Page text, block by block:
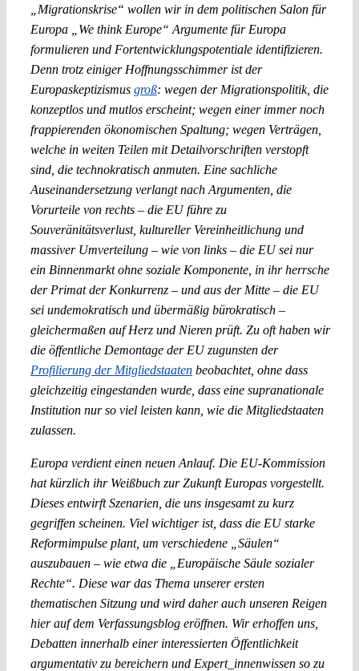
„Migrationskrise“ wollen wir in dem politischen Salon für
Europa „We think Europe“ Argumente für Europa
formulieren und Fortentwicklungspotentiale identifizieren.
Denn trotz einiger Hoffnungsschimmer ist der
Europaskeptizismus groß: wegen der Migrationspolitik, die
konzeptlos und mutlos erscheint; wegen einer immer noch
frappierenden ökonomischen Spaltung; wegen Verträgen,
welche in weiten Teilen mit Detailvorschriften verstopft
sind, die technokratisch anmuten. Eine sachliche
Auseinandersetzung verlangt nach Argumenten, die
Vorurteile von rechts – die EU führe zu
Souveränitätsverlust, kultureller Vereinheitlichung und
massiver Umverteilung – wie von links – die EU sei nur
ein Binnenmarkt ohne soziale Komponente, in ihr herrsche
der Primat der Konkurrenz – und aus der Mitte – die EU
sei undemokratisch und übermäßig bürokratisch –
gleichermaßen auf Herz und Nieren prüft. Zu oft haben wir
die öffentliche Demontage der EU zugunsten der
Profilierung der Mitgliedstaatenbeobachtet, ohne dass
gleichzeitig eingestanden wurde, dass eine supranationale
Institution nur so viel leisten kann, wie die Mitgliedstaaten
zulassen.
Europa verdient einen neuen Anlauf. Die EU-Kommission
hat kürzlich ihr Weißbuch zur Zukunft Europas vorgestellt.
Dieses entwirft Szenarien, die uns insgesamt zu kurz
gegriffen scheinen. Viel wichtiger ist, dass die EU starke
Reformimpulse plant, um verschiedene „Säulen“
auszubauen – wie etwa die „Europäische Säule sozialer
Rechte“. Diese war das Thema unserer ersten
thematischen Sitzung und wird daher auch unseren Reigen
hier auf dem Verfassungsblog eröffnen. Wir erhoffen uns,
Debatten innerhalb einer interessierten Öffentlichkeit
argumentativ zu bereichern und Expert_innenwissen so zu